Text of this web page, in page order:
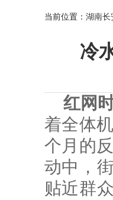
当前位置： 湖南长
冷
红网
着全体
个月的
动中，
贴近群